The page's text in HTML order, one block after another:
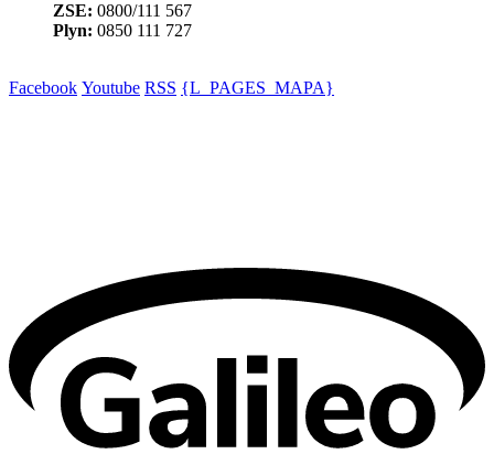
ZSE: 0800/111 567
Plyn: 0850 111 727
Facebook Youtube RSS {L_PAGES_MAPA}